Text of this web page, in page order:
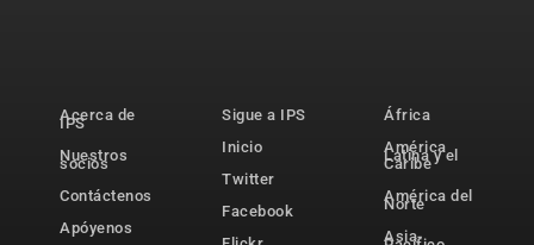
Acerca de
IPS
Nuestros
socios
Contáctenos
Apóyenos
Sigue a IPS
Inicio
Twitter
Facebook
África
América
Latina y el
Caribe
América del
Norte
Asia-